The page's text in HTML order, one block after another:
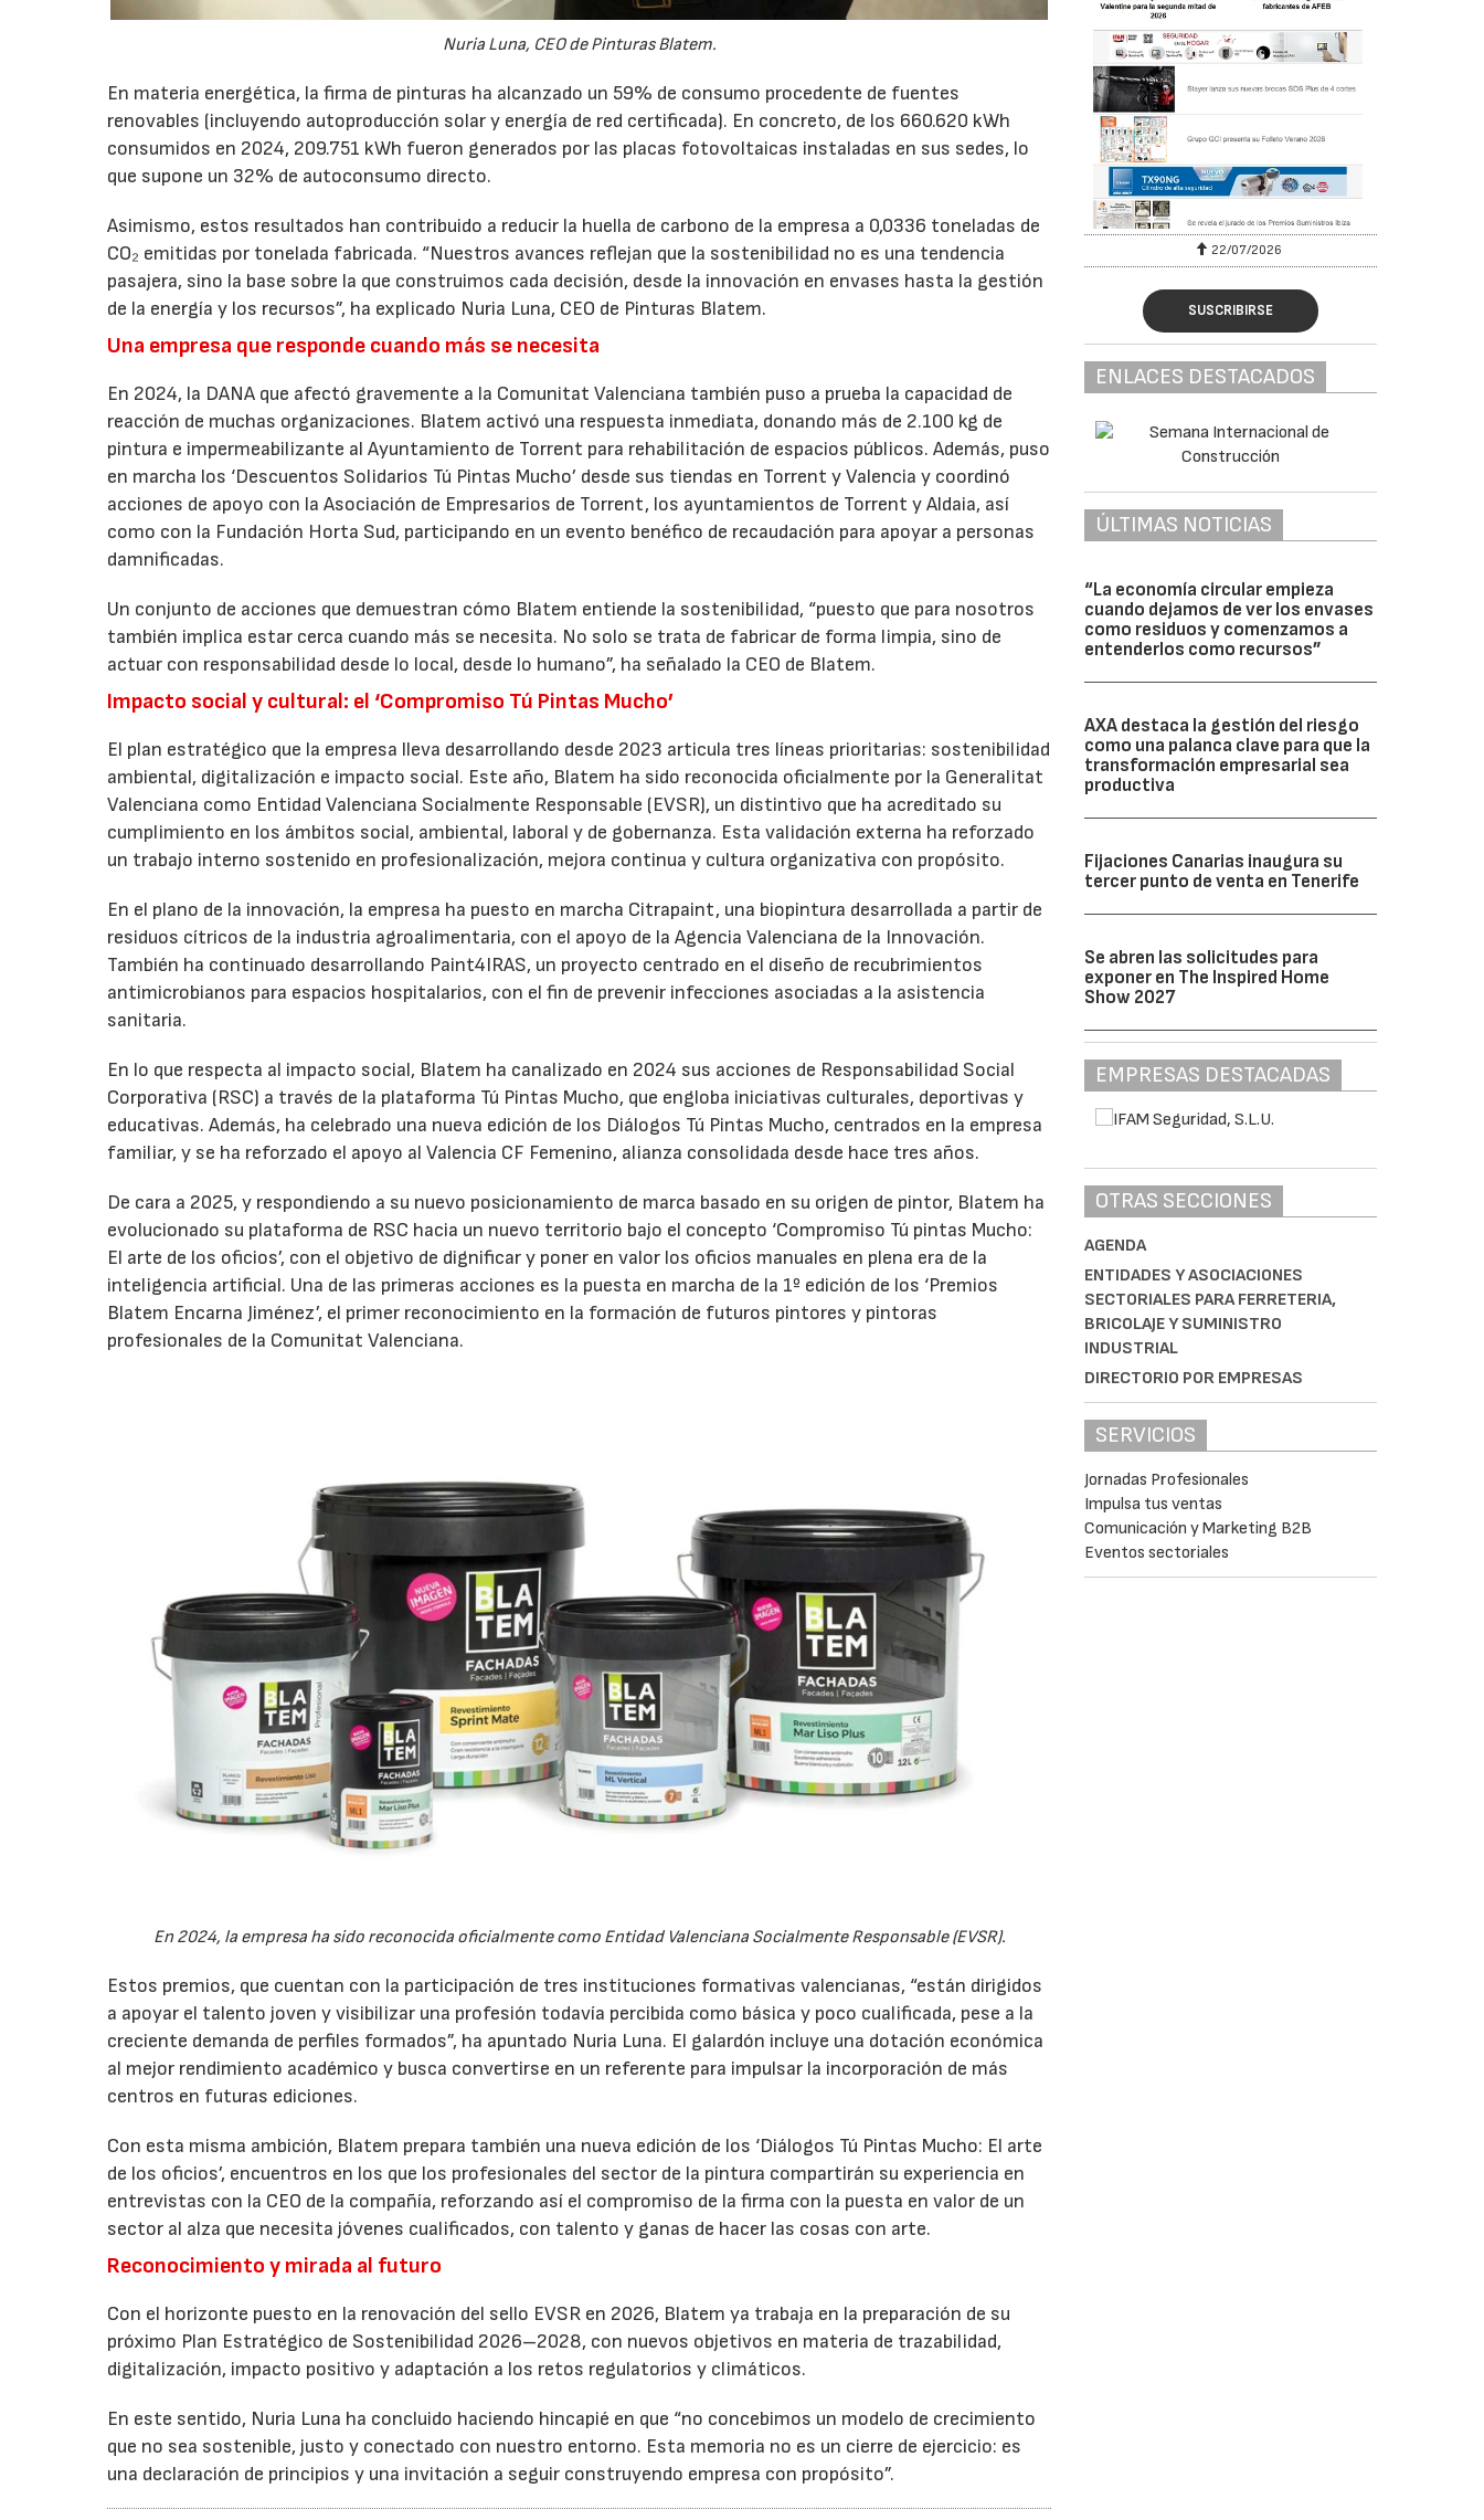
Nuria Luna, CEO de Pinturas Blatem.
En materia energética, la firma de pinturas ha alcanzado un 59% de consumo procedente de fuentes
renovables (incluyendo autoproducción solar y energía de red certificada). En concreto, de los 660.620 kWh
consumidos en 2024, 209.751 kWh fueron generados por las placas fotovoltaicas instaladas en sus sedes, lo
que supone un 32% de autoconsumo directo.
Asimismo, estos resultados han contribuido a reducir la huella de carbono de la empresa a 0,0336 toneladas de
CO₂ emitidas por tonelada fabricada. “Nuestros avances reflejan que la sostenibilidad no es una tendencia
pasajera, sino la base sobre la que construimos cada decisión, desde la innovación en envases hasta la gestión
de la energía y los recursos”, ha explicado Nuria Luna, CEO de Pinturas Blatem.
Una empresa que responde cuando más se necesita
En 2024, la DANA que afectó gravemente a la Comunitat Valenciana también puso a prueba la capacidad de
reacción de muchas organizaciones. Blatem activó una respuesta inmediata, donando más de 2.100 kg de
pintura e impermeabilizante al Ayuntamiento de Torrent para rehabilitación de espacios públicos. Además, puso
en marcha los ‘Descuentos Solidarios Tú Pintas Mucho’ desde sus tiendas en Torrent y Valencia y coordinó
acciones de apoyo con la Asociación de Empresarios de Torrent, los ayuntamientos de Torrent y Aldaia, así
como con la Fundación Horta Sud, participando en un evento benéfico de recaudación para apoyar a personas
damnificadas.
Un conjunto de acciones que demuestran cómo Blatem entiende la sostenibilidad, “puesto que para nosotros
también implica estar cerca cuando más se necesita. No solo se trata de fabricar de forma limpia, sino de
actuar con responsabilidad desde lo local, desde lo humano”, ha señalado la CEO de Blatem.
Impacto social y cultural: el ‘Compromiso Tú Pintas Mucho’
El plan estratégico que la empresa lleva desarrollando desde 2023 articula tres líneas prioritarias: sostenibilidad
ambiental, digitalización e impacto social. Este año, Blatem ha sido reconocida oficialmente por la Generalitat
Valenciana como Entidad Valenciana Socialmente Responsable (EVSR), un distintivo que ha acreditado su
cumplimiento en los ámbitos social, ambiental, laboral y de gobernanza. Esta validación externa ha reforzado
un trabajo interno sostenido en profesionalización, mejora continua y cultura organizativa con propósito.
En el plano de la innovación, la empresa ha puesto en marcha Citrapaint, una biopintura desarrollada a partir de
residuos cítricos de la industria agroalimentaria, con el apoyo de la Agencia Valenciana de la Innovación.
También ha continuado desarrollando Paint4IRAS, un proyecto centrado en el diseño de recubrimientos
antimicrobianos para espacios hospitalarios, con el fin de prevenir infecciones asociadas a la asistencia
sanitaria.
En lo que respecta al impacto social, Blatem ha canalizado en 2024 sus acciones de Responsabilidad Social
Corporativa (RSC) a través de la plataforma Tú Pintas Mucho, que engloba iniciativas culturales, deportivas y
educativas. Además, ha celebrado una nueva edición de los Diálogos Tú Pintas Mucho, centrados en la empresa
familiar, y se ha reforzado el apoyo al Valencia CF Femenino, alianza consolidada desde hace tres años.
De cara a 2025, y respondiendo a su nuevo posicionamiento de marca basado en su origen de pintor, Blatem ha
evolucionado su plataforma de RSC hacia un nuevo territorio bajo el concepto ‘Compromiso Tú pintas Mucho:
El arte de los oficios’, con el objetivo de dignificar y poner en valor los oficios manuales en plena era de la
inteligencia artificial. Una de las primeras acciones es la puesta en marcha de la 1º edición de los ‘Premios
Blatem Encarna Jiménez’, el primer reconocimiento en la formación de futuros pintores y pintoras
profesionales de la Comunitat Valenciana.
En 2024, la empresa ha sido reconocida oficialmente como Entidad Valenciana Socialmente Responsable (EVSR).
Estos premios, que cuentan con la participación de tres instituciones formativas valencianas, “están dirigidos
a apoyar el talento joven y visibilizar una profesión todavía percibida como básica y poco cualificada, pese a la
creciente demanda de perfiles formados”, ha apuntado Nuria Luna. El galardón incluye una dotación económica
al mejor rendimiento académico y busca convertirse en un referente para impulsar la incorporación de más
centros en futuras ediciones.
Con esta misma ambición, Blatem prepara también una nueva edición de los ‘Diálogos Tú Pintas Mucho: El arte
de los oficios’, encuentros en los que los profesionales del sector de la pintura compartirán su experiencia en
entrevistas con la CEO de la compañía, reforzando así el compromiso de la firma con la puesta en valor de un
sector al alza que necesita jóvenes cualificados, con talento y ganas de hacer las cosas con arte.
Reconocimiento y mirada al futuro
Con el horizonte puesto en la renovación del sello EVSR en 2026, Blatem ya trabaja en la preparación de su
próximo Plan Estratégico de Sostenibilidad 2026–2028, con nuevos objetivos en materia de trazabilidad,
digitalización, impacto positivo y adaptación a los retos regulatorios y climáticos.
En este sentido, Nuria Luna ha concluido haciendo hincapié en que “no concebimos un modelo de crecimiento
que no sea sostenible, justo y conectado con nuestro entorno. Esta memoria no es un cierre de ejercicio: es
una declaración de principios y una invitación a seguir construyendo empresa con propósito”.
22/07/2026 29/07/2026 22/07/2026
SUSCRIBIRSE
ENLACES DESTACADOS
ÚLTIMAS NOTICIAS
“La economía circular empieza
cuando dejamos de ver los envases
como residuos y comenzamos a
entenderlos como recursos”
AXA destaca la gestión del riesgo
como una palanca clave para que la
transformación empresarial sea
productiva
Fijaciones Canarias inaugura su
tercer punto de venta en Tenerife
Se abren las solicitudes para
exponer en The Inspired Home
Show 2027
EMPRESAS DESTACADAS
OTRAS SECCIONES
AGENDA
ENTIDADES Y ASOCIACIONES
SECTORIALES PARA FERRETERIA,
BRICOLAJE Y SUMINISTRO
INDUSTRIAL
DIRECTORIO POR EMPRESAS
SERVICIOS
Jornadas Profesionales
Impulsa tus ventas
Comunicación y Marketing B2B
Eventos sectoriales